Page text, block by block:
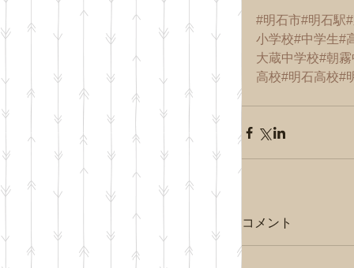
#明石市#明石駅
小学校#中学生#
大蔵中学校#朝
高校#明石高校#
コメント